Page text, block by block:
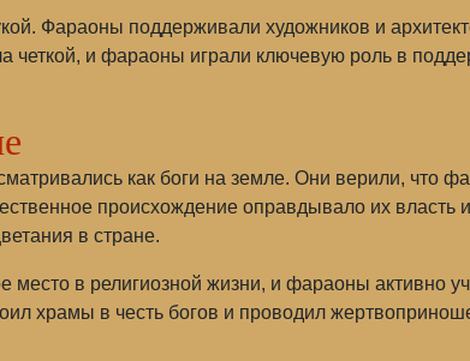
Фараоны поддерживали художников и
и фараоны играли ключевую роль в
как боги на земле. Они верили, что
происхождение оправдывало их власть
в стране.
в религиозной жизни, и фараоны активно
храмы в честь богов и проводил